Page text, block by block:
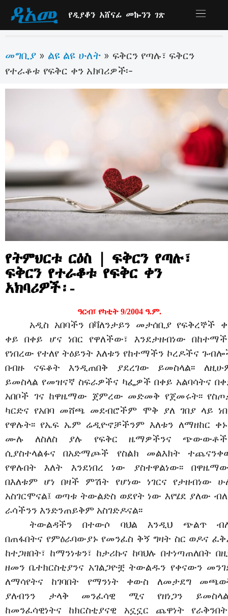
የዲያቆን አሸናፊ መኰንን ገጽ
መግቢያ » ልዩ ልዩ ሁለት » ፍቅርን የጣሉ፣ ፍቅርን
የተራቆቱ የፍቅር ቀን አክባሪዎች፡-
የትምህርቱ ርዕስ | ፍቅርን የጣሉ፣
ፍቅርን የተራቆቱ የፍቅር ቀን
አክባሪዎች፡-
ዓርብ፣ የካቲት 9/2004 ዓ.ም.
አዲስ አበባችን በቫለንታይን መታሰቢያ የፍቅረኞች
ቀይ በቀይ ሆና ነበር የዋለችው፣ እንደታዘብነው
የነበረው የተለየ ትዕይንት እለቱን የከተማችን ኮረዶችና
በብዙ ናፍቆት እንዲጠበቅ ያደረገው ይመስላል፡፡
ይመስላል የመዝናኛ ስፍራዎችና ካፌዎች በቀይ አልባሳትና
አበቦች ገና ከዋዜማው ጀምረው መድመቅ የጀመሩት፡፡
ካርድና የአበባ መሸጫ መደብሮችም ሞቅ ያለ ገበያ ላይ
የዋሉት፡፡ የኤፍ ኤም ሬዲዮኖቻችንም እለቱን ለማዘከር
ሙሉ ለስለስ ያሉ የፍቅር ዜማዎችንና
ሲያስተላልፉና በአድማጮች የስልክ መልእክት
የዋሉበት እለት እንደነበረ ነው ያስተዋልነው፡፡
በእለቱም ሆነ በዛች ምሽት የሆነው ነገርና የታዘብነው
አስገርሞናል፤ ወጣቱ ትውልድስ ወደየት ነው እየሄደ ያለው
ራሳችንን እንድንጠይቅም አስገድዶናል፡፡
ትውልዳችን በተውሶ ባህል እንዲህ ጭልጥ
በጠፋበትና የምዕራባውያኑ የመንፈስ ቅኝ ግዛት ስር ወዶና
ከተጋዘበት፣ ከማንነቱን፣ ከታሪኩና ከባህሉ በተነጣጠለበት
ዘመን ቤተክርስቲያንና አገልጋዮቿ ትውልዱን የቀናውን
ለማሳየትና ከገባበት የማንነት ቀውስ ለመታደግ
ያለብንን ታላቅ መንፈሳዊ ሚና የዘነጋን
ከመንፈሳዊነትና ከክርስቲያናዊ አኗኗር ጨዋነት